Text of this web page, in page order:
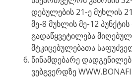
დებულების 21-ე მუხლის
მე-8 მუხლის მე-12
გადაწყვეტილება
მტკიცებულებათა
წინამდებარე
ვებგვერდზე